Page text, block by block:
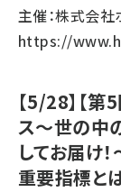
主催：株式会社
https://
【5/28】【
ス～世の中
してお届け
重要指標と